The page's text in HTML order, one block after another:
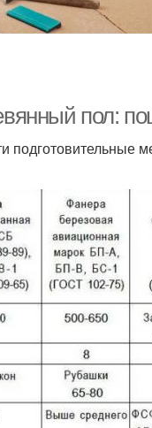
пол:
подготовительные